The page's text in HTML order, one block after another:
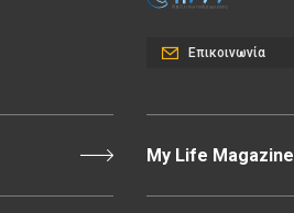
Επικοινωνία
My Life Magazine